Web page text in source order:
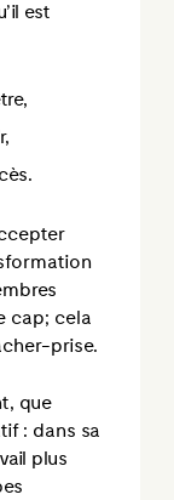
est
cap; cela
prise.
que
: dans sa
plus